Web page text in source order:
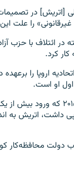
[اتریش] در
را علت
در ائتلاف با
کرد.
اروپا را برعهده
او است.
در جریان بحران مهاجرتی
در پی داشت، اتریش
دولت